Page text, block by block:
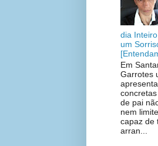
dia
um
Em
Garrotes
de pai
nem
capaz de
arran...